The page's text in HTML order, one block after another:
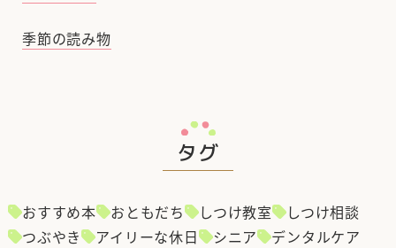
季節の読み物
タグ
おすすめ本 おともだち しつけ教室
しつけ相談
つぶやき
アイリーな休日 シニア
デンタルケア